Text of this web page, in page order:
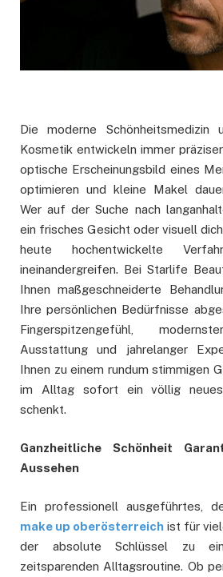
Die moderne Schönheitsmedizin
Kosmetik entwickeln immer
optische Erscheinungsbild eines
optimieren und kleine Makel
Wer auf der Suche nach
ein frisches Gesicht oder visuell
heute hochentwickelte
ineinandergreifen. Bei Starlife
Ihnen maßgeschneiderte
Ihre persönlichen Bedürfnisse
Fingerspitzengefühl,
Ausstattung und jahrelanger
Ihnen zu einem rundum stimmigen
im Alltag sofort ein völlig neues
schenkt.
Ganzheitliche Schönheit
Aussehen
Ein professionell ausgeführtes,
make up oberösterreich ist für
der absolute Schlüssel zu
zeitsparenden Alltagsroutine. Ob